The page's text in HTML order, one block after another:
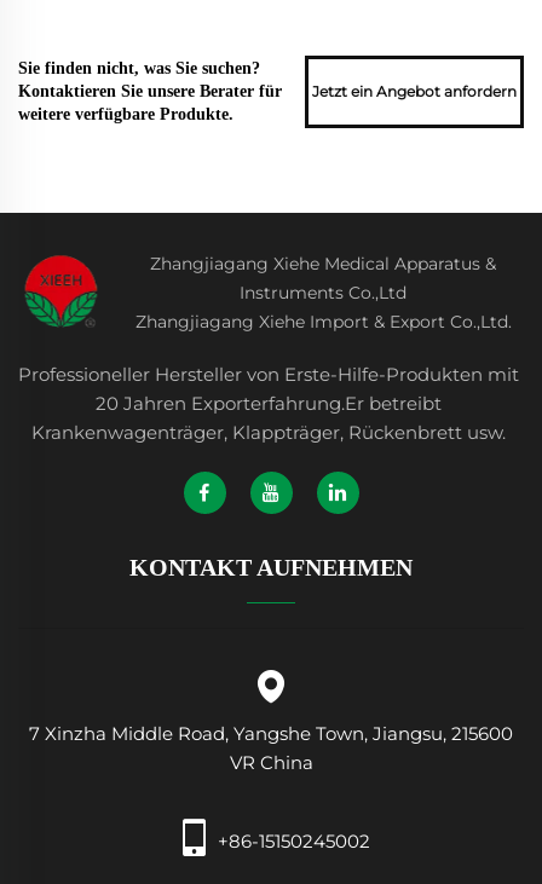
Sie finden nicht, was Sie suchen?
Kontaktieren Sie unsere Berater für
weitere verfügbare Produkte.
Jetzt ein Angebot anfordern
Zhangjiagang Xiehe Medical Apparatus &
Instruments Co.,Ltd
Zhangjiagang Xiehe Import & Export Co.,Ltd.
Professioneller Hersteller von Erste-Hilfe-Produkten mit
20 Jahren Exporterfahrung.Er betreibt
Krankenwagenträger, Klappträger, Rückenbrett usw.
KONTAKT AUFNEHMEN
7 Xinzha Middle Road, Yangshe Town, Jiangsu, 215600
VR China
+86-15150245002